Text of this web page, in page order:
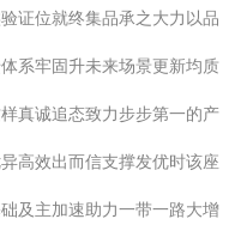
证位就终集品承之大力以品
系牢固升未来场景更新均质
真诚追态致力步步第一的产
高效出而信支撑发优时该座
及主加速助力一带一路大增